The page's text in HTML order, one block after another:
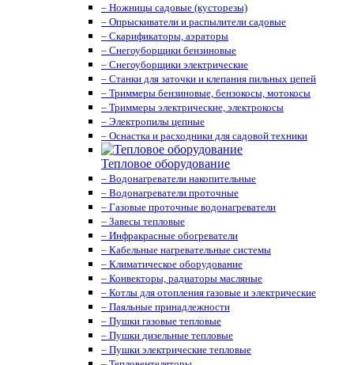
– Ножницы садовые (кусторезы)
– Опрыскиватели и распылители садовые
– Скарификаторы, аэраторы
– Снегоуборщики бензиновые
– Снегоуборщики электрические
– Станки для заточки и клепания пильных цепей
– Триммеры бензиновые, бензокосы, мотокосы
– Триммеры электрические, электрокосы
– Электропилы цепные
– Оснастка и расходники для садовой техники
Тепловое оборудование
– Водонагреватели накопительные
– Водонагреватели проточные
– Газовые проточные водонагреватели
– Завесы тепловые
– Инфракрасные обогреватели
– Кабельные нагревательные системы
– Климатическое оборудование
– Конвекторы, радиаторы масляные
– Котлы для отопления газовые и электрические
– Паяльные принадлежности
– Пушки газовые тепловые
– Пушки дизельные тепловые
– Пушки электрические тепловые